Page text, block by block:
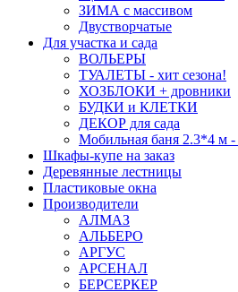
ЗИМА с массивом
Двустворчатые
Для участка и сада
ВОЛЬЕРЫ
ТУАЛЕТЫ - хит сезона!
ХОЗБЛОКИ + дровники
БУДКИ и КЛЕТКИ
ДЕКОР для сада
Мобильная баня 2.3*4 м
Шкафы-купе на заказ
Деревянные лестницы
Пластиковые окна
Производители
АЛМАЗ
АЛЬБЕРО
АРГУС
АРСЕНАЛ
БЕРСЕРКЕР